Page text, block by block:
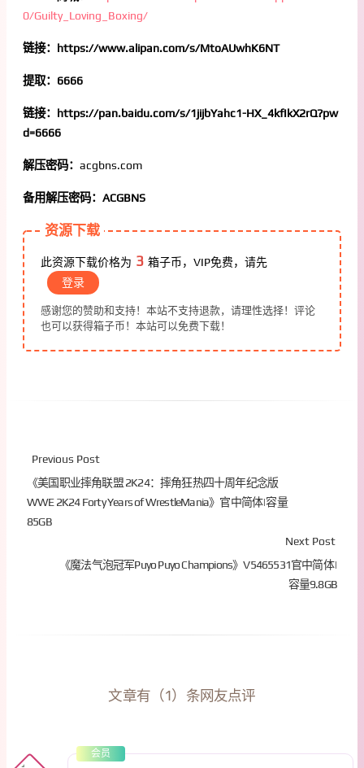
0/Guilty_Loving_Boxing/
链接：https://www.alipan.com/s/MtoAUwhK6NT
提取：6666
链接：https://pan.baidu.com/s/1jijbYahc1-HX_4kfIkX2rQ?pw
d=6666
解压密码： acgbns.com
备用解压密码：ACGBNS
资源下载
此资源下载价格为 3 箱子币，VIP免费，请先
登录
感谢您的赞助和支持！本站不支持退款，请理性选择！评论
也可以获得箱子币！本站可以免费下载！
Previous Post
《美国职业摔角联盟 2K24：摔角狂热四十周年纪念版
WWE 2K24 Forty Years of WrestleMania》官中简体|容量
85GB
Next Post
《魔法气泡冠军Puyo Puyo Champions》V5465531官中简体|
容量9.8GB
文章有（1）条网友点评
会员